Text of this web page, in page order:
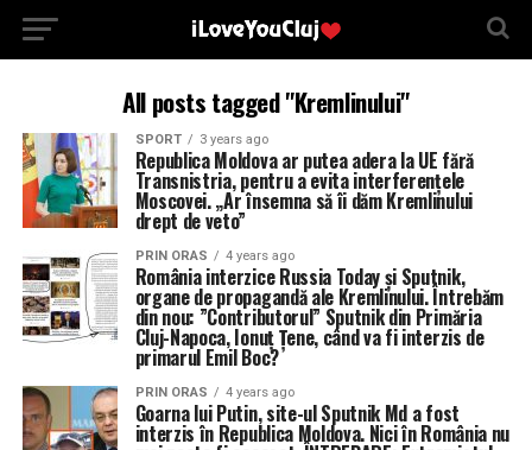
All posts tagged "Kremlinului"
SPORT 3 years ago
Republica Moldova ar putea adera la UE fără
Transnistria, pentru a evita interferențele
Moscovei. „Ar însemna să îi dăm Kremlinului
drept de veto”
PRIN ORAS 4 years ago
România interzice Russia Today și Sputnik,
organe de propagandă ale Kremlinului. Întrebăm
din nou: ”Contributorul” Sputnik din Primăria
Cluj-Napoca, Ionuț Țene, când va fi interzis de
primarul Emil Boc?
PRIN ORAS 4 years ago
Goarna lui Putin, site-ul Sputnik Md a fost
interzis în Republica Moldova. Nici în România nu